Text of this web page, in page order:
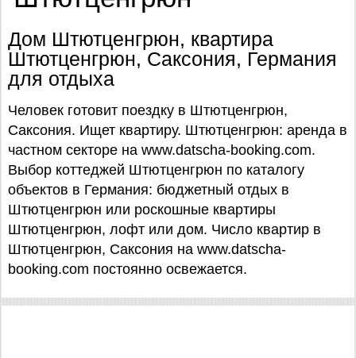
Дом Штютценгрюн, квартира
Штютценгрюн, Саксония, Германия
для отдыха
Человек готовит поездку в Штютценгрюн,
Саксония. Ищет квартиру. Штютценгрюн: аренда в
частном секторе на www.datscha-booking.com.
Выбор коттеджей Штютценгрюн по каталогу
объектов в Германия: бюджетный отдых в
Штютценгрюн или роскошные квартиры
Штютценгрюн, лофт или дом. Число квартир в
Штютценгрюн, Саксония на www.datscha-
booking.com постоянно освежается.